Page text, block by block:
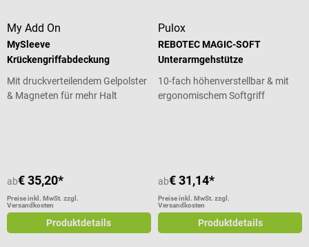
My Add On
MySleeve
Krückengriffabdeckung
Mit druckverteilendem Gelpolster
& Magneten für mehr Halt
ab€ 35,20*
Preise inkl. MwSt. zzgl.
Versandkosten
Produktdetails
Pulox
REBOTEC MAGIC-SOFT
Unterarmgehstütze
10-fach höhenverstellbar & mit
ergonomischem Softgriff
ab€ 31,14*
Preise inkl. MwSt. zzgl.
Versandkosten
Produktdetails